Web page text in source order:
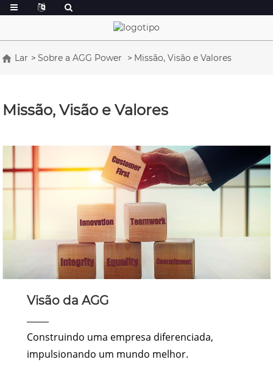
Lar Sobre a AGG Power Missão, Visão e Valores
Missão, Visão e Valores
Visão da AGG
Construindo uma empresa diferenciada,
impulsionando um mundo melhor.